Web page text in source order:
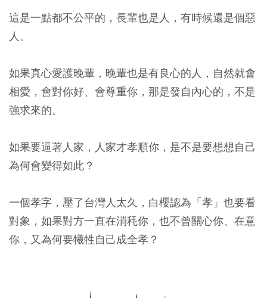
這是一點都不公平的，長輩也是人，有時候還是個惡
人。
如果真心愛護晚輩，晚輩也是有良心的人，自然就會
相愛，會對你好、會尊重你，那是發自內心的，不是
強求來的。
如果要逼著人家，人家才孝順你，是不是要想想自己
為何會變得如此？
一個孝字，壓了台灣人太久，白櫻認為「孝」也要看
對象，如果對方一直在消秏你，也不曾關心你、在意
你，又為何要犧牲自己成全孝？